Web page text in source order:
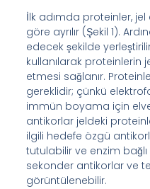
İlk adımda proteinler,
göre ayrılır (Şekil 1).
edecek şekilde
kullanılarak
etmesi sağlanır.
gereklidir; çünkü
immün boyama için
antikorlar jeldeki
ilgili hedefe özgü
tutulabilir ve enzim
sekonder antikorlar ve
görüntülenebilir.